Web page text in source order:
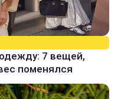
7 вещей,
поменялся